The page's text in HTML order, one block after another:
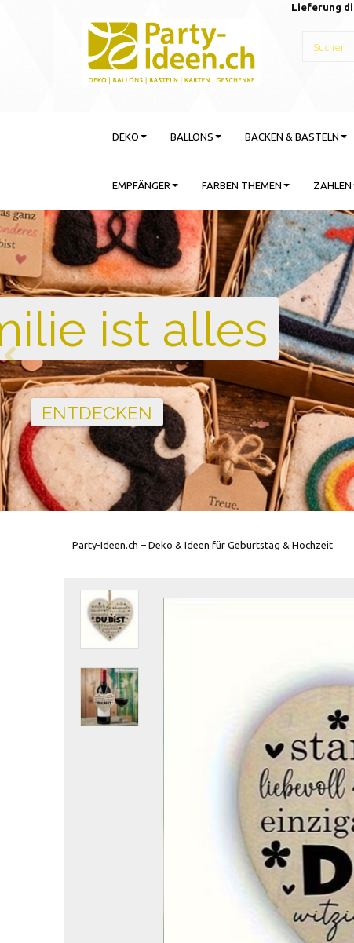
Lieferung
DEKO BALLONS BACKEN & BASTELN
EMPFÄNGER FARBEN THEMEN ZAHLEN
Party-Ideen.ch – Deko & Ideen für Geburtstag & Hochzeit